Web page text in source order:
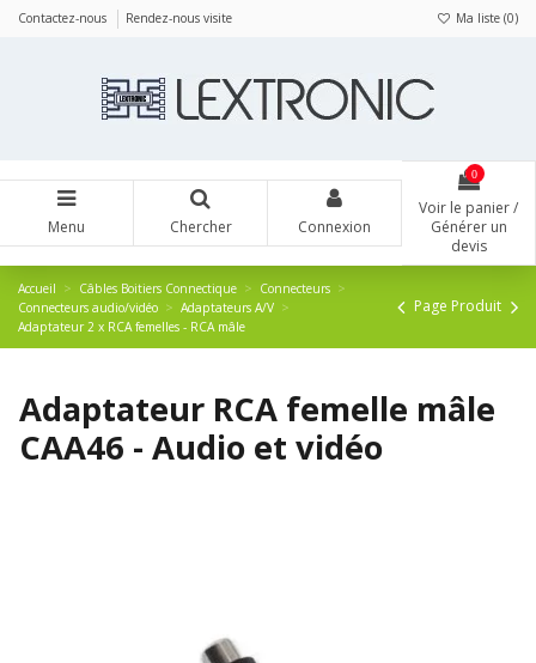
Contactez-nous Rendez-nous visite Ma liste (0)
Menu Chercher Connexion
0
Voir le panier /
Générer un
devis
Accueil Câbles Boitiers Connectique
Connecteurs
Connecteurs audio/vidéo
Adaptateurs A/V
Adaptateur 2 x RCA femelles - RCA mâle
Page Produit
Adaptateur RCA femelle mâle
CAA46 - Audio et vidéo
Panneau de gestion des cookies